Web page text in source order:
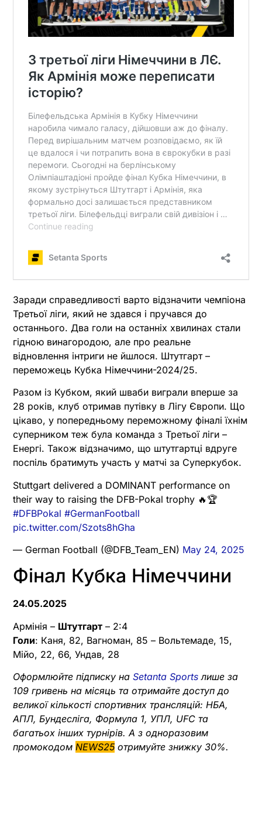
Заради справедливості варто відзначити чемпіона
Третьої ліги, який не здався і пручався до
останнього. Два голи на останніх хвилинах стали
гідною винагородою, але про реальне
відновлення інтриги не йшлося. Штутгарт –
переможець Кубка Німеччини-2024/25.
Разом із Кубком, який шваби виграли вперше за
28 років, клуб отримав путівку в Лігу Європи. Що
цікаво, у попередньому переможному фіналі їхнім
суперником теж була команда з Третьої ліги –
Енергі. Також відзначимо, що штутгартці вдруге
поспіль братимуть участь у матчі за Суперкубок.
Stuttgart delivered a DOMINANT performance on
their way to raising the DFB-Pokal trophy 🔥🏆
#DFBPokal #GermanFootball
pic.twitter.com/Szots8hGha
— German Football (@DFB_Team_EN) May 24, 2025
Фінал Кубка Німеччини
24.05.2025
Армінія – Штутгарт – 2:4
Голи: Каня, 82, Вагноман, 85 – Вольтемаде, 15,
Мійо, 22, 66, Ундав, 28
Оформлюйте підписку на Setanta Sports лише за
109 гривень на місяць та отримайте доступ до
великої кількості спортивних трансляцій: НБА,
АПЛ, Бундесліга, Формула 1, УПЛ, UFC та
багатьох інших турнірів. А з одноразовим
промокодом NEWS25отримуйте знижку 30%.